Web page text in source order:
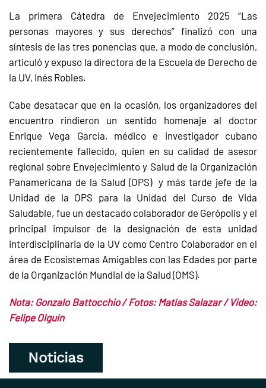
La primera Cátedra de Envejecimiento 2025 “Las
personas mayores y sus derechos” finalizó con una
síntesis de las tres ponencias que, a modo de conclusión,
articuló y expuso la directora de la Escuela de Derecho de
la UV, Inés Robles.
Cabe desatacar que en la ocasión, los organizadores del
encuentro rindieron un sentido homenaje al doctor
Enrique Vega García, médico e investigador cubano
recientemente fallecido, quien en su calidad de asesor
regional sobre Envejecimiento y Salud de la Organización
Panamericana de la Salud (OPS) y más tarde jefe de la
Unidad de la OPS para la Unidad del Curso de Vida
Saludable, fue un destacado colaborador de Gerópolis y el
principal impulsor de la designación de esta unidad
interdisciplinaria de la UV como Centro Colaborador en el
área de Ecosistemas Amigables con las Edades por parte
de la Organización Mundial de la Salud (OMS).
Nota: Gonzalo Battocchio / Fotos: Matías Salazar / Video:
Felipe Olguín
Noticias